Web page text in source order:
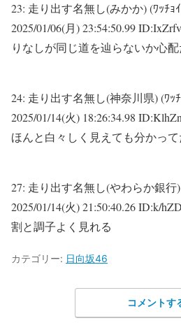
23: 走り出す名無し(みかか) (ﾜｯﾁｮ
2025/01/06(月) 23:54:50.99
りなしが同じ道を辿らないか心配
24: 走り出す名無し(神奈川県) (ﾜｯ
2025/01/14(火) 18:26:34.98
ほんと白々しく見えても分かっ
27: 走り出す名無し(やわらか銀行)
2025/01/14(火) 21:50:40.26 ID:k/
割と調子よく見れる
カテゴリー: 日向坂46
コメントす